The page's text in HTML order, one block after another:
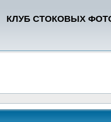
КЛУБ СТОКОВЫХ